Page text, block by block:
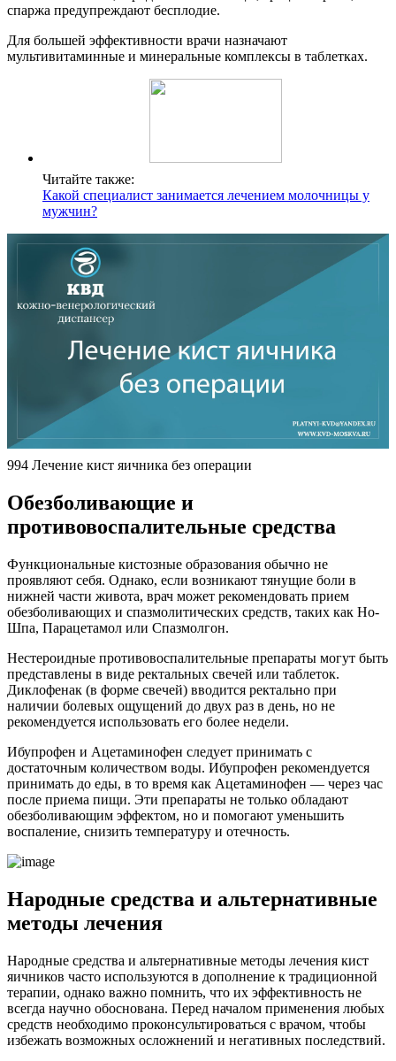
спаржа предупреждают бесплодие.
Для большей эффективности врачи назначают
мультивитаминные и минеральные комплексы в таблетках.
Читайте также:
Какой специалист занимается лечением молочницы у
мужчин?
994 Лечение кист яичника без операции
Обезболивающие и
противовоспалительные средства
Функциональные кистозные образования обычно не
проявляют себя. Однако, если возникают тянущие боли в
нижней части живота, врач может рекомендовать прием
обезболивающих и спазмолитических средств, таких как Но-
Шпа, Парацетамол или Спазмолгон.
Нестероидные противовоспалительные препараты могут быть
представлены в виде ректальных свечей или таблеток.
Диклофенак (в форме свечей) вводится ректально при
наличии болевых ощущений до двух раз в день, но не
рекомендуется использовать его более недели.
Ибупрофен и Ацетаминофен следует принимать с
достаточным количеством воды. Ибупрофен рекомендуется
принимать до еды, в то время как Ацетаминофен — через час
после приема пищи. Эти препараты не только обладают
обезболивающим эффектом, но и помогают уменьшить
воспаление, снизить температуру и отечность.
Народные средства и альтернативные
методы лечения
Народные средства и альтернативные методы лечения кист
яичников часто используются в дополнение к традиционной
терапии, однако важно помнить, что их эффективность не
всегда научно обоснована. Перед началом применения любых
средств необходимо проконсультироваться с врачом, чтобы
избежать возможных осложнений и негативных последствий.